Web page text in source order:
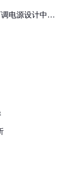
电源设计中的